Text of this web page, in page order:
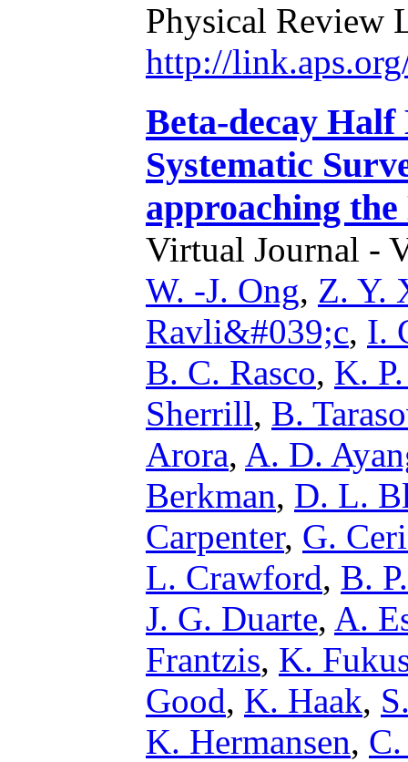
Physical Review
http://
Beta-decay
Systematic
approaching
Virtual Journal -
W. -J. Ong, Z. Y.
Ravli&#039;c, I.
B. C. Rasco, K.
Sherrill, B.
Arora, A. D.
Berkman, D. L.
Carpenter, G.
L. Crawford, B.
J. G. Duarte, A.
Frantzis, K.
Good, K. Haak,
K. Hermansen,